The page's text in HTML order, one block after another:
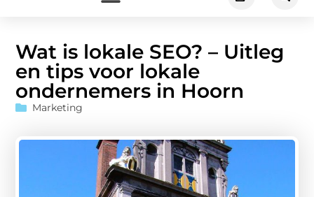
Wat is lokale SEO? – Uitleg
en tips voor lokale
ondernemers in Hoorn
Marketing